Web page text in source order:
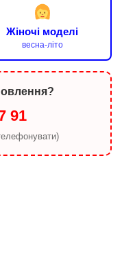
Жіночі моделі
весна-літо
91